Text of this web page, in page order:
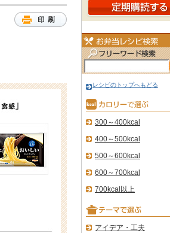
レシピのトップへもどる
300～400kcal
400～500kcal
500～600kcal
600～700kcal
700kcal以上
アイデア・工夫